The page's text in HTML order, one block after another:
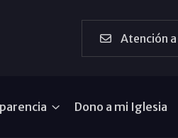
Atención
Dono a mi Iglesia